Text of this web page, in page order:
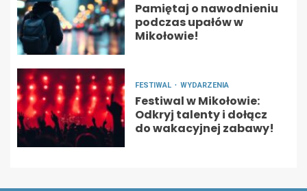
Pamiętaj o nawodnieniu
podczas upałów w
Mikołowie!
FESTIWAL WYDARZENIA
Festiwal w Mikołowie:
Odkryj talenty i dołącz
do wakacyjnej zabawy!